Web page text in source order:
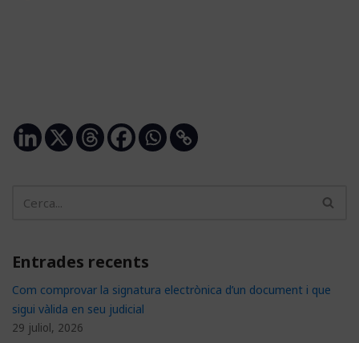
Entrades recents
Com comprovar la signatura electrònica d’un document i que
sigui vàlida en seu judicial
29 juliol, 2026